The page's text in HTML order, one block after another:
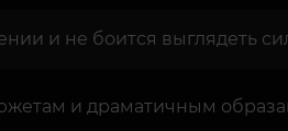
и не боится выглядеть
и драматичным